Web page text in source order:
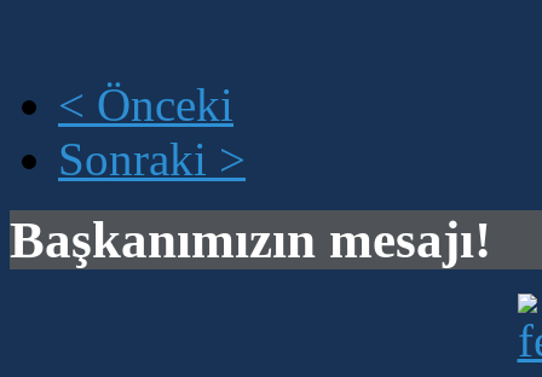
< Önceki
Sonraki >
Başkanımızın mesajı!